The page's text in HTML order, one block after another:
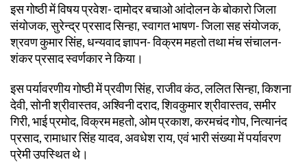
इस गोष्ठी में विषय प्रवेश- दामोदर बचाओ आंदोलन के बोकारो जिला
संयोजक, सुरेन्द्र प्रसाद सिन्हा, स्वागत भाषण- जिला सह संयोजक,
श्रवण कुमार सिंह, धन्यवाद ज्ञापन- विक्रम महतो तथा मंच संचालन-
शंकर प्रसाद स्वर्णकार ने किया।
इस पर्यावरणीय गोष्ठी में प्रवीण सिंह, राजीव कंठ, ललित सिन्हा, किशना
देवी, सोनी श्रीवास्तव, अश्विनी दराद, शिवकुमार श्रीवास्तव, समीर
गिरी, भाई प्रमोद, विक्रम महतो, ओम प्रकाश, करमचंद गोप, नित्यानंद
प्रसाद, रामाधार सिंह यादव, अवधेश राय, एवं भारी संख्या में पर्यावरण
प्रेमी उपस्थित थे।